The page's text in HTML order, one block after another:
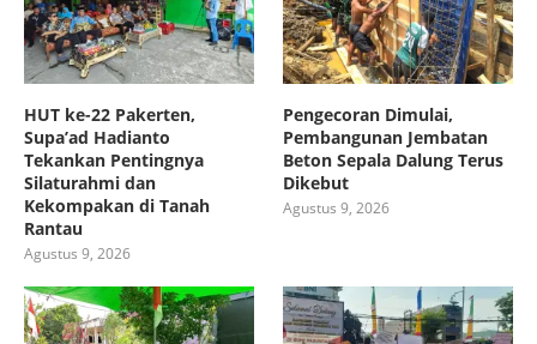
HUT ke-22 Pakerten,
Supa’ad Hadianto
Tekankan Pentingnya
Silaturahmi dan
Kekompakan di Tanah
Rantau
Agustus 9, 2026
Pengecoran Dimulai,
Pembangunan Jembatan
Beton Sepala Dalung Terus
Dikebut
Agustus 9, 2026